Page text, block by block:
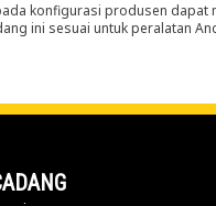
konfigurasi produsen dapat
ini sesuai untuk peralatan